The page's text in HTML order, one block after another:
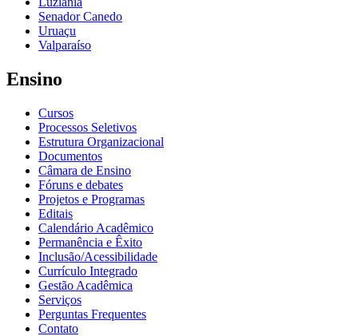
Senador Canedo
Uruaçu
Valparaíso
Ensino
Cursos
Processos Seletivos
Estrutura Organizacional
Documentos
Câmara de Ensino
Fóruns e debates
Projetos e Programas
Editais
Calendário Acadêmico
Permanência e Êxito
Inclusão/Acessibilidade
Currículo Integrado
Gestão Acadêmica
Serviços
Perguntas Frequentes
Contato